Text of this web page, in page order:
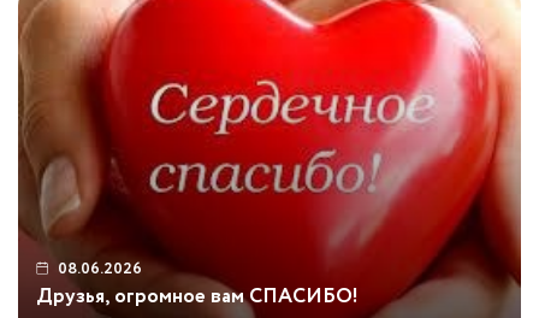
08.06.2026
Друзья, огромное вам СПАСИБО!